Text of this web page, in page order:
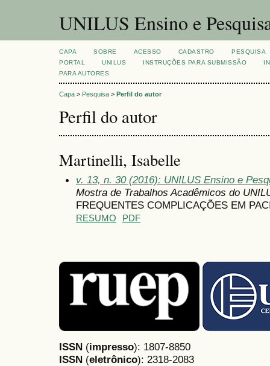
UNILUS Ensino e
CAPA SOBRE ACESSO CADASTRO
PESQUISA
PORTAL
UNILUS INSTRUÇÕES PARA SUBMISSÃO
PARA AUTORES
Capa > Pesquisa > Perfil do autor
Perfil do autor
Martinelli, Isabelle
v. 13, n. 30 (2016): UNILUS Ensino e
Mostra de Trabalhos Acadêmicos do
FREQUENTES COMPLICAÇÕES EM
RESUMO PDF
ISSN (impresso): 1807-8850
ISSN (eletrônico): 2318-2083